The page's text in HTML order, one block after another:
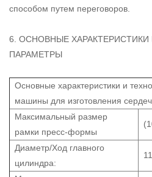
способом путем переговоров.
6. ОСНОВНЫЕ
ПАРАМЕТРЫ
Основные характеристики и
машины для изготовления
Максимальный размер
рамки пресс-формы
Диаметр/Ход главного
цилиндра: